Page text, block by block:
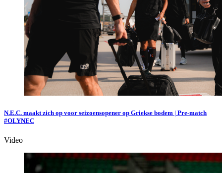
N.E.C. maakt zich op voor seizoensopener op Griekse bodem | Pre-match
#OLYNEC
Video